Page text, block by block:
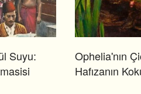
Suyu:
Ophelia'nın
Hafızanın